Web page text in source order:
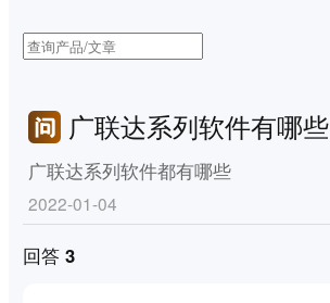
广联达系列软件有哪些
广联达系列软件都有哪些
2022-01-04
回答 3